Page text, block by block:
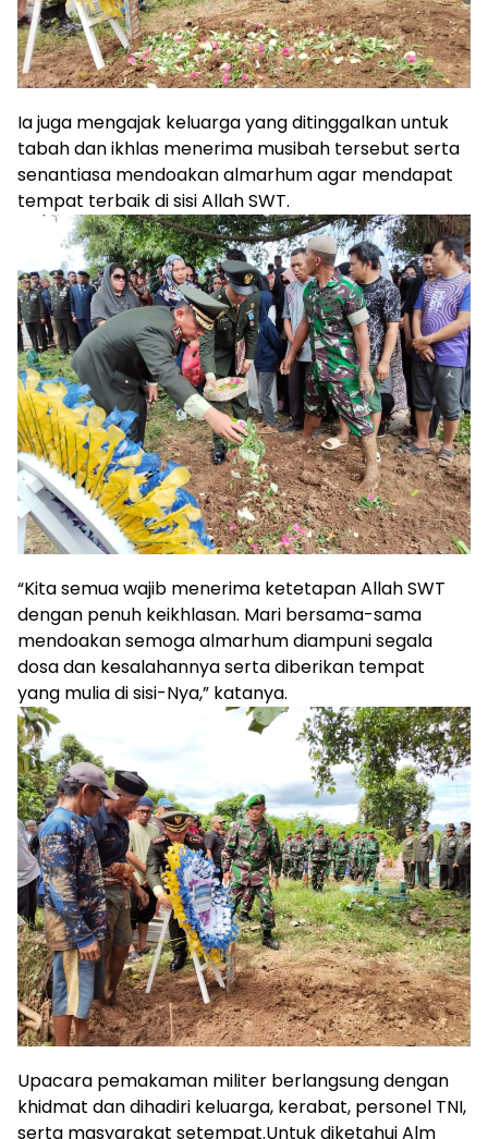
Ia juga mengajak keluarga yang ditinggalkan untuk
tabah dan ikhlas menerima musibah tersebut serta
senantiasa mendoakan almarhum agar mendapat
tempat terbaik di sisi Allah SWT.
“Kita semua wajib menerima ketetapan Allah SWT
dengan penuh keikhlasan. Mari bersama-sama
mendoakan semoga almarhum diampuni segala
dosa dan kesalahannya serta diberikan tempat
yang mulia di sisi-Nya,” katanya.
Upacara pemakaman militer berlangsung dengan
khidmat dan dihadiri keluarga, kerabat, personel TNI,
serta masyarakat setempat.Untuk diketahui Alm